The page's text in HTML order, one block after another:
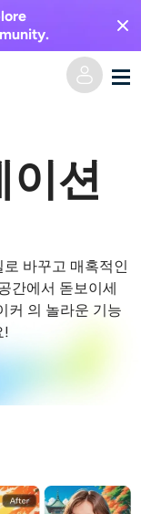
이션
바꾸고 매혹적인
간에서 돋보이세
커 의 놀라운 기능
!